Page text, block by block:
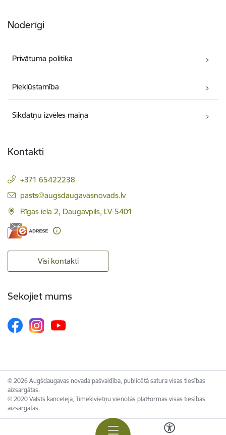
Noderīgi
Privātuma politika
Piekļūstamība
Sīkdatņu izvēles maiņa
Kontakti
+371 65422238
E-pasts:
pasts@augsdaugavasnovads.lv
Rīgas iela 2, Daugavpils, LV-5401
Visi kontakti
Sekojiet mums
© 2026 Augšdaugavas novada pašvaldība, publicētā satura visas tiesības
aizsargātas.
© 2020 Valsts kanceleja, Tīmekļvietņu vienotās platformas visas tiesības
aizsargātas.